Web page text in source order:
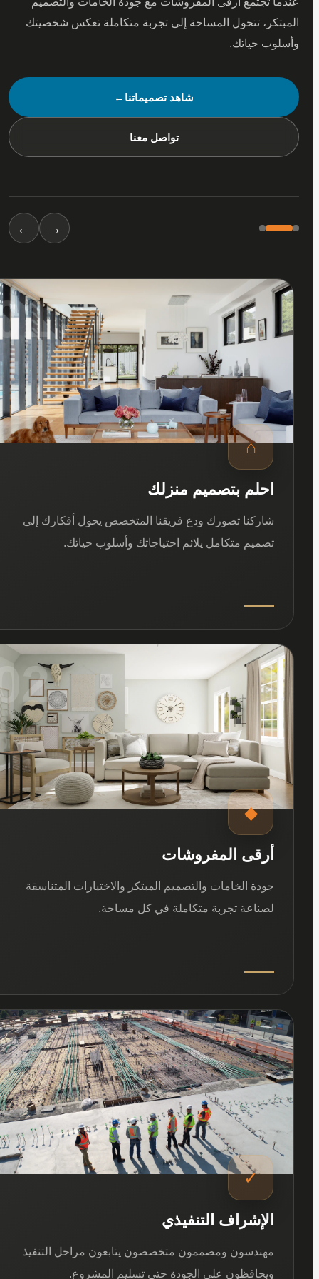
تتحول المساحة إلى تجربة متكاملة تعكس شخصيتك
حياتك.
شاهد تصميماتنا ←
تواصل معنا
←
01
⌂
احلم بتصميم منزلك
شاركنا تصورك ودع فريقنا المتخصص يحول أفكارك إلى
تصميم متكامل يلائم احتياجاتك وأسلوب حياتك.
02
◆
أرقى المفروشات
جودة الخامات والتصميم المبتكر والاختيارات المتناسقة
لصناعة تجربة متكاملة في كل مساحة.
03
✓
الإشراف التنفيذي
مهندسون ومصممون متخصصون يتابعون مراحل التنفيذ
ويحافظون على الجودة حتى تسليم المشروع.